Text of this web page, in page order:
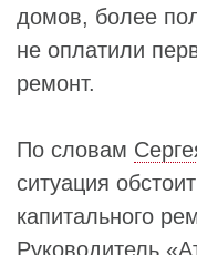
домов, более
не оплатили
ремонт.
По словам
ситуация
капитального
Руководитель «